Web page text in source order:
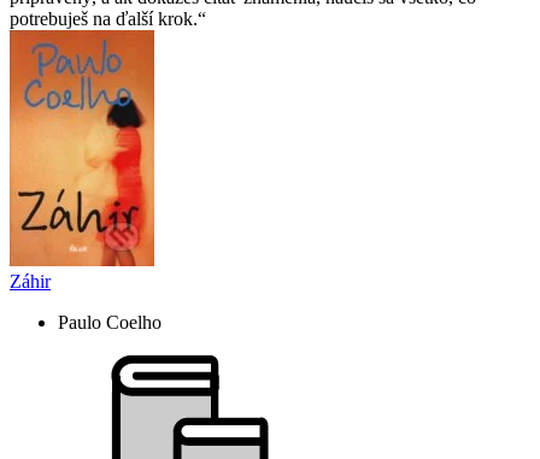
potrebuješ na ďalší krok.
Záhir
Paulo Coelho